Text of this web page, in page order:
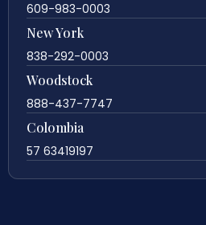
609-983-0003
New York
838-292-0003
Woodstock
888-437-7747
Colombia
57 63419197